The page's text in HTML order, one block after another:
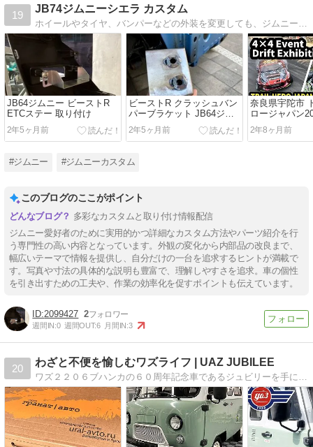
19
JB74ジムニーシエラ カスタム
JB64ジムニー ビーストR
ETCステー 取り付け
2年5ヶ月前
ビーストR クラッシュバン
パーブラケット JB64ジム
ニーに取り付け
2年5ヶ月前
奈良県宇陀市
ロージャパン
きたよ
2年8ヶ月前
#ジムニー #ジムニーカスタム
このブログのここがポイント
多彩なカスタムと取り付け情報配信
ジムニー愛好者のために実用的かつ詳細なカスタム方法やパーツ紹介を行
う専門性の高い内容となっています。外観の変化から内部品の改良まで、
幅広いテーマで情報を提供し、自分だけの一台を追求するヒントが満載で
す。写真や寸法の具体的な説明も豊富で、理解しやすさを追求。車の個性
を引き出すための工夫や、作業の効率化を促すポイントも伝えています。
2099427 2
週間IN:0 週間OUT:6 月間IN:3
20
わざと不便を愉しむワズライフ | UAZ JUBILEE
ワズ２２０６ブハンカの６０周年記念車であるジュビリーを手に入れたので、ちょっとブログでもやろうかと思い立った。この車で日常の足にするのはもちろん、手を加えてそこそこ快適に走れて過ごせるようDIYで作っていきたいと思ってます。